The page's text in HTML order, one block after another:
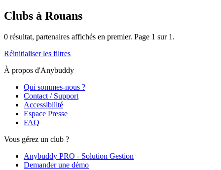
Clubs à Rouans
0 résultat, partenaires affichés en premier. Page 1 sur 1 .
Réinitialiser les filtres
À propos d'Anybuddy
Qui sommes-nous ?
Contact / Support
Accessibilité
Espace Presse
FAQ
Vous gérez un club ?
Anybuddy PRO - Solution Gestion
Demander une démo